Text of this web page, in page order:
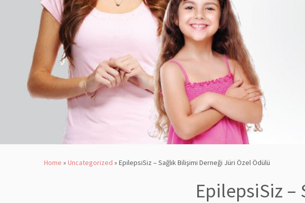
Home » Uncategorized » EpilepsiSiz – Sağlık Bilişimi Derneği Jüri Özel Ödülü
EpilepsiSiz –